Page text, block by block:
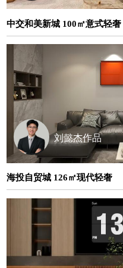
中交和美新城 100㎡意式轻奢
刘懿杰作品
海投自贸城 126㎡现代轻奢